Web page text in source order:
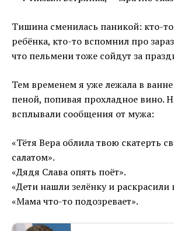
Тишина сменилась паникой: кто-
ребёнка, кто-то вспомнил про
что пельмени тоже сойдут за
Тем временем я уже лежала в
пеной, попивая прохладное вино.
всплывали сообщения от мужа:
«Тётя Вера облила твою скатерть
салатом».
«Дядя Слава опять поёт».
«Дети нашли зелёнку и раскрасили
«Мама что-то подозревает».